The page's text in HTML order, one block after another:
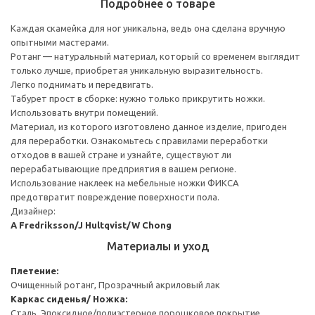
Подробнее о товаре
Каждая скамейка для ног уникальна, ведь она сделана вручную
опытными мастерами.
Ротанг — натуральный материал, который со временем выглядит
только лучше, приобретая уникальную выразительность.
Легко поднимать и передвигать.
Табурет прост в сборке: нужно только прикрутить ножки.
Использовать внутри помещений.
Материал, из которого изготовлено данное изделие, пригоден
для переработки. Ознакомьтесь с правилами переработки
отходов в вашей стране и узнайте, существуют ли
перерабатывающие предприятия в вашем регионе.
Использование наклеек на мебельные ножки ФИКСА
предотвратит повреждение поверхности пола.
Дизайнер:
A Fredriksson/J Hultqvist/W Chong
Материалы и уход
Плетение:
Очищенный ротанг, Прозрачный акриловый лак
Каркас сиденья/ Ножка:
Сталь, Эпоксидное/полиэстерное порошковое покрытие